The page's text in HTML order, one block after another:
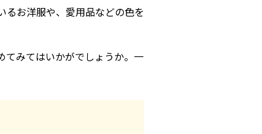
るお洋服や、愛用品などの色を
てみてはいかがでしょうか。一